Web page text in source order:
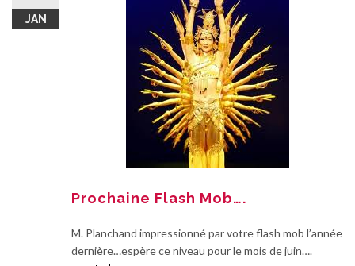
JAN
Prochaine Flash Mob….
M. Planchand impressionné par votre flash mob l’année
dernière…espère ce niveau pour le mois de juin….